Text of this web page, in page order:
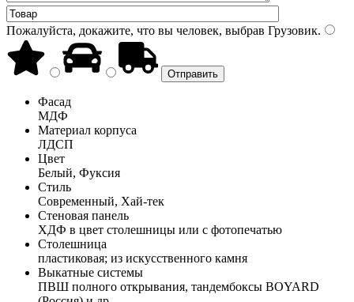
Пожалуйста, докажите, что вы человек, выбрав Грузовик.
Фасад
МДФ
Материал корпуса
ЛДСП
Цвет
Белый, Фуксия
Стиль
Современный, Хай-тек
Стеновая панель
ХДФ в цвет столешницы или с фотопечатью
Столешница
пластиковая; из искусственного камня
Выкатные системы
ПВШ полного открывания, тандембоксы BOYARD